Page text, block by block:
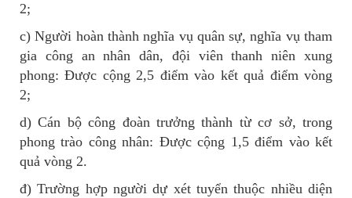
2;
c) Người hoàn thành nghĩa vụ quân sự, nghĩa vụ tham
gia công an nhân dân, đội viên thanh niên xung
phong: Được cộng 2,5 điểm vào kết quả điểm vòng
2;
d) Cán bộ công đoàn trưởng thành từ cơ sở, trong
phong trào công nhân: Được cộng 1,5 điểm vào kết
quả vòng 2.
đ) Trường hợp người dự xét tuyển thuộc nhiều diện